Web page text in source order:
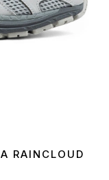
RAINCLOUD